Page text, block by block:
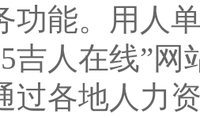
功能。用人
吉人在线”网
过各地人力